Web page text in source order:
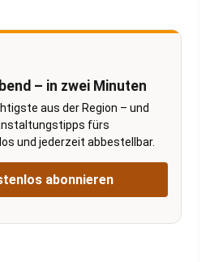
– in zwei Minuten
aus der Region – und
fürs
und jederzeit abbestellbar.
abonnieren